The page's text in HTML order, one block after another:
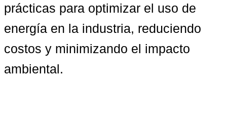
prácticas para optimizar el uso de
energía en la industria, reduciendo
costos y minimizando el impacto
ambiental.